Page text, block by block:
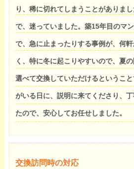
り、稀に切れてしまうことがありま
で、迷っていました。築15年目のマ
で、急に止まったりする事例が、何
く、特に冬に起こりやすいので、夏
選べて交換していただけるというこ
がいる日に、説明に来てくださり、
たので、安心してお任せしました。
交換訪問時の対応